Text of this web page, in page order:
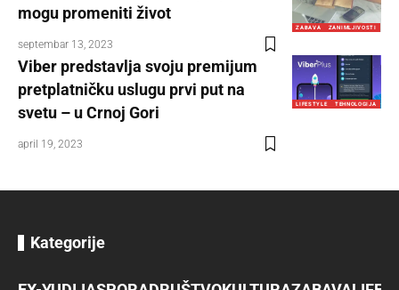
ZABAVA ZANIMLJIVOSTI
mogu promeniti život
septembar 13, 2023
LIFESTYLE TEHNOLOGIJA
Viber predstavlja svoju premijum
pretplatničku uslugu prvi put na
svetu – u Crnoj Gori
april 19, 2023
Kategorije